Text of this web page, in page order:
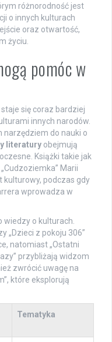
różnorodność jest
o innych kulturach
oraz otwartość,
życiu.
pomóc w
się coraz bardziej
innych narodów.
narzędziem do nauki o
literatury obejmują
Książki takie jak
„Cudzoziemka” Marii
kulturowy, podczas gdy
wprowadza w
wiedzy o kulturach.
„Dzieci z pokoju 306”
natomiast „Ostatni
przybliżają widzom
zwrócić uwagę na
które eksplorują
Tematyka